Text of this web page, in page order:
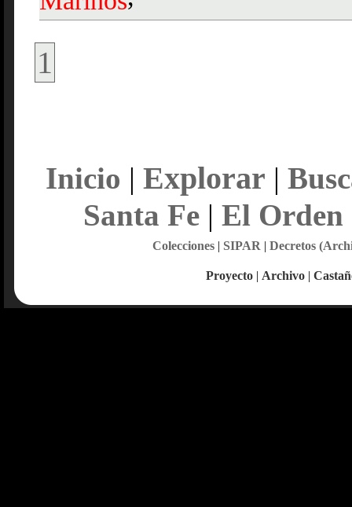
1
Inicio | Explorar |
Santa Fe| El Orden
Colecciones| SIPAR | Decretos
Proyecto | Archivo |